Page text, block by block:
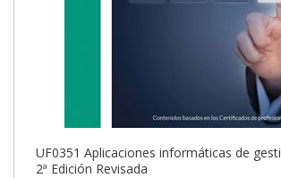
UF0351 Aplicaciones informáticas de
2ª Edición Revisada